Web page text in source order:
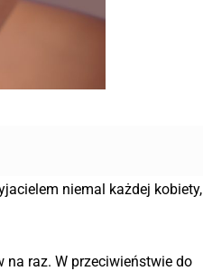
niemal każdej kobiety,
na raz. W przeciwieństwie do